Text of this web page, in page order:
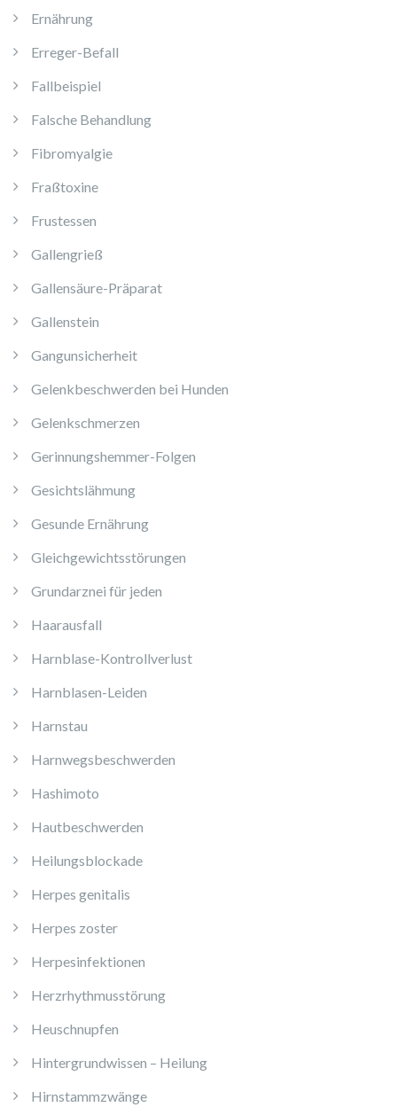
Ernährung
Erreger-Befall
Fallbeispiel
Falsche Behandlung
Fibromyalgie
Fraßtoxine
Frustessen
Gallengrieß
Gallensäure-Präparat
Gallenstein
Gangunsicherheit
Gelenkbeschwerden bei Hunden
Gelenkschmerzen
Gerinnungshemmer-Folgen
Gesichtslähmung
Gesunde Ernährung
Gleichgewichtsstörungen
Grundarznei für jeden
Haarausfall
Harnblase-Kontrollverlust
Harnblasen-Leiden
Harnstau
Harnwegsbeschwerden
Hashimoto
Hautbeschwerden
Heilungsblockade
Herpes genitalis
Herpes zoster
Herpesinfektionen
Herzrhythmusstörung
Heuschnupfen
Hintergrundwissen – Heilung
Hirnstammzwänge